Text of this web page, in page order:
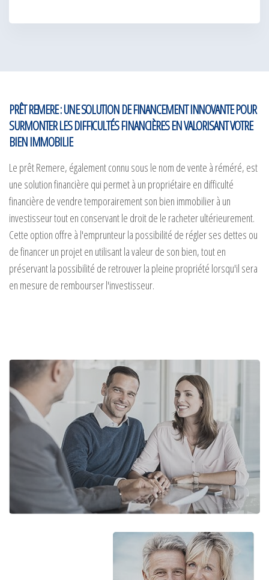
PRÊT REMERE : UNE SOLUTION DE FINANCEMENT INNOVANTE POUR
SURMONTER LES DIFFICULTÉS FINANCIÈRES EN VALORISANT VOTRE
BIEN IMMOBILIE
Le prêt Remere, également connu sous le nom de vente à réméré, est
une solution financière qui permet à un propriétaire en difficulté
financière de vendre temporairement son bien immobilier à un
investisseur tout en conservant le droit de le racheter ultérieurement.
Cette option offre à l'emprunteur la possibilité de régler ses dettes ou
de financer un projet en utilisant la valeur de son bien, tout en
préservant la possibilité de retrouver la pleine propriété lorsqu'il sera
en mesure de rembourser l'investisseur.